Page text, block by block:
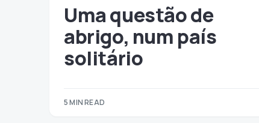
Uma questão de
abrigo, num país
solitário
5 MIN READ